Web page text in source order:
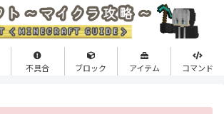
不具合 ブロック アイテム コマンド